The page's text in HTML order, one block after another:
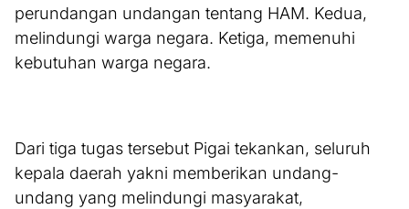
perundangan undangan tentang HAM. Kedua,
melindungi warga negara. Ketiga, memenuhi
kebutuhan warga negara.
Dari tiga tugas tersebut Pigai tekankan, seluruh
kepala daerah yakni memberikan undang-
undang yang melindungi masyarakat,